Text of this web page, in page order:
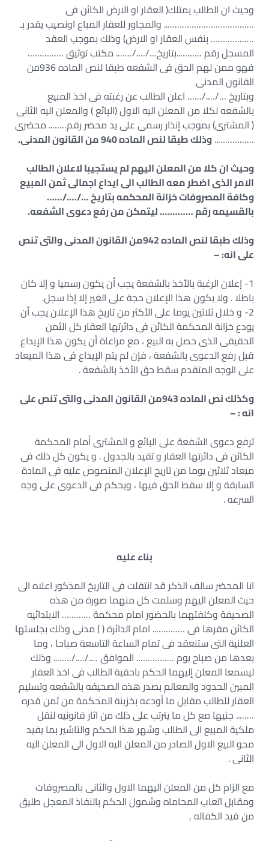
وحيث ان الطالب يمتلك( العقار او الارض الكائن فى
……………………………….. والمجاور للعقار المباع اونصيب يقدر بـ
……………… بنفس العقار او الارض) وذلك بموجب العقد
المسجل رقم ………..بتاريخ…/…./……. مكتب توثيق ……………
فهو ممن لهم الحق فى الشفعه طبقا لنص الماده 936من
القانون المدنى
وبتاريخ …/…./…… اعلن الطالب عن رغبته فى اخذ المبيع
بالشفعه لكلا من المعلن اليه الاول (البائع ) والمعلن اليه الثانى
( المشترى) بموجب إنذار رسمى على يد محضر رقم…….. محضرى
……………..وذلك طبقا لنص الماده 940 من القانون المدنى.
وحيث ان كلا من المعلن اليهم لم يستجيبا لاعلان الطالب
الامر الذى اضطر معه الطالب الى ايداع اجمالى ثمن المبيع
وكافة المصروفات خزانة المحكمه بتاريخ …/…./……
بالقسيمه رقم …………. ليتمكن من رفع دعوى الشفعه.
وذلك طبقا لنص الماده 942من القانون المدنى والتى تنص
على انه: –
1- إعلان الرغبة بالأخذ بالشفعة يجب أن يكون رسميا و إلا كان
باطلا . ولا يكون هذا الإعلان حجة على الغير إلا إذا سجل.
2- و خلال ثلاثين يوما على الأكثر من تاريخ هذا الإعلان يجب أن
يودع خزانة المحكمة الكائن فى دائرتها العقار كل الثمن
الحقيقى الذى حصل به البيع ، مع مراعاة أن يكون هذا الإيداع
قبل رفع الدعوى بالشفعة ، فإن لم يتم الإيداع فى هذا الميعاد
على الوجه المتقدم سقط حق الأخذ بالشفعة .
وكذلك نص الماده 943من القانون المدنى والتى تنص على
انه : –
ترفع دعوى الشفعة على البائع و المشترى أمام المحكمة
الكائن فى دائرتها العقار و تقيد بالجدول . و يكون كل ذلك فى
ميعاد ثلاثين يوما من تاريخ الإعلان المنصوص عليه فى المادة
السابقة و إلا سقط الحق فيها ، ويحكم فى الدعوى على وجه
السرعه .
بناء عليه
انا المحضر سالف الذكر قد انتقلت فى التاريخ المذكور اعلاه الى
حيث المعلن اليهم وسلمت كل منهما صورة من هذه
الصحيفة وكلفتهما بالحضور امام محكمة ………… الابتدائيه
الكائن مقرها فى ………….. امام الدائرة ( ) مدنى وذلك بجلستها
العلنية التى ستنعقد فى تمام الساعة التاسعة صباحا ، وما
بعدها من صباح يوم ……………. الموافق …./…./…….. وذلك
ليسمعا المعلن إليهما الحكم باحقية الطالب فى اخذ العقار
المبين الحدود والمعالم بصدر هذه الصحيفه بالشفعه وتسليم
العقار للطالب مقابل ما أودعه بخزينة المحكمة من ثمن قدره
…….. جنيها مع كل ما يترتب على ذلك من اثار قانونيه لنقل
ملكية المبيع الى الطالب وشهر هذا الحكم والتاشير بما يفيد
محو البيع الاول الصادر من المعلن اليه الاول الى المعلن اليه
الثانى .
مع الزام كل من المعلن اليهما الاول والثانى بالمصروفات
ومقابل اتعاب المحاماه وشمول الحكم بالنفاذ المعجل طليق
من قيد الكفاله ,